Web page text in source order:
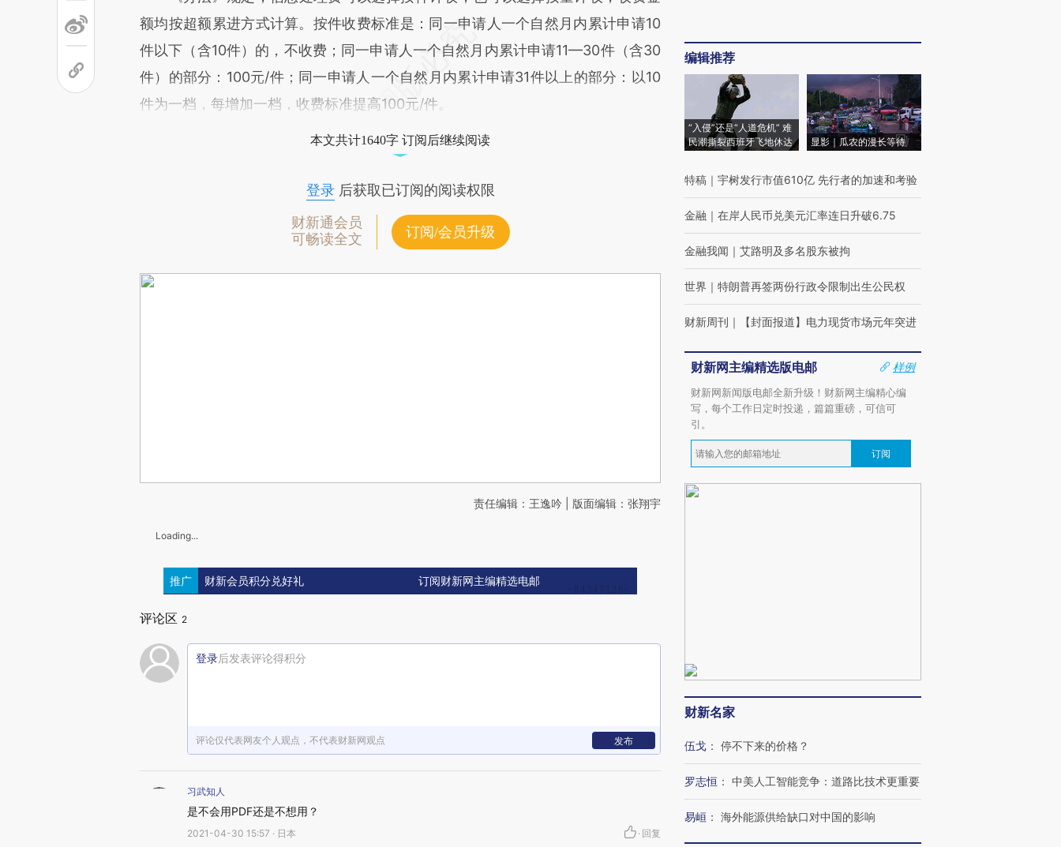
额均按超额累进方式计算。按件收费标准是：同一申请人一个自然月内累计申请10
件以下（含10件）的，不收费；同一申请人一个自然月内累计申请11—30件（含30
件）的部分：100元/件；同一申请人一个自然月内累计申请31件以上的部分：以10
件为一档，每增加一档，收费标准提高100元/件。
本文共计1640字 订阅后继续阅读
登录后获取已订阅的阅读权限
财新通会员
可畅读全文
订阅/会员升级
责任编辑：王逸吟 | 版面编辑：张翔宇
Loading...
推广 财新会员积分兑好礼 订阅财新网主编精选电邮
评论区 2
登录后发表评论得积分
评论仅代表网友个人观点，不代表财新网观点 发布
习武知人
是不会用PDF还是不想用？
2021-04-30 15:57 · 日本 · 回复
编辑推荐
“入侵”还是“人道危机” 难
民潮撕裂西班牙飞地休达
显影｜瓜农的漫长等待
特稿 ｜ 宇树发行市值610亿 先行者的加速和考验
金融 ｜ 在岸人民币兑美元汇率连日升破6.75
金融我闻 ｜ 艾路明及多名股东被拘
世界 ｜ 特朗普再签两份行政令限制出生公民权
财新周刊 ｜ 【封面报道】电力现货市场元年突进
财新网主编精选版电邮
样例
财新网新闻版电邮全新升级！财新网主编精心编
写，每个工作日定时投递，篇篇重磅，可信可
引。
订阅
财新名家
伍戈 ： 停不下来的价格？
罗志恒 ： 中美人工智能竞争：道路比技术更重要
易峘 ： 海外能源供给缺口对中国的影响